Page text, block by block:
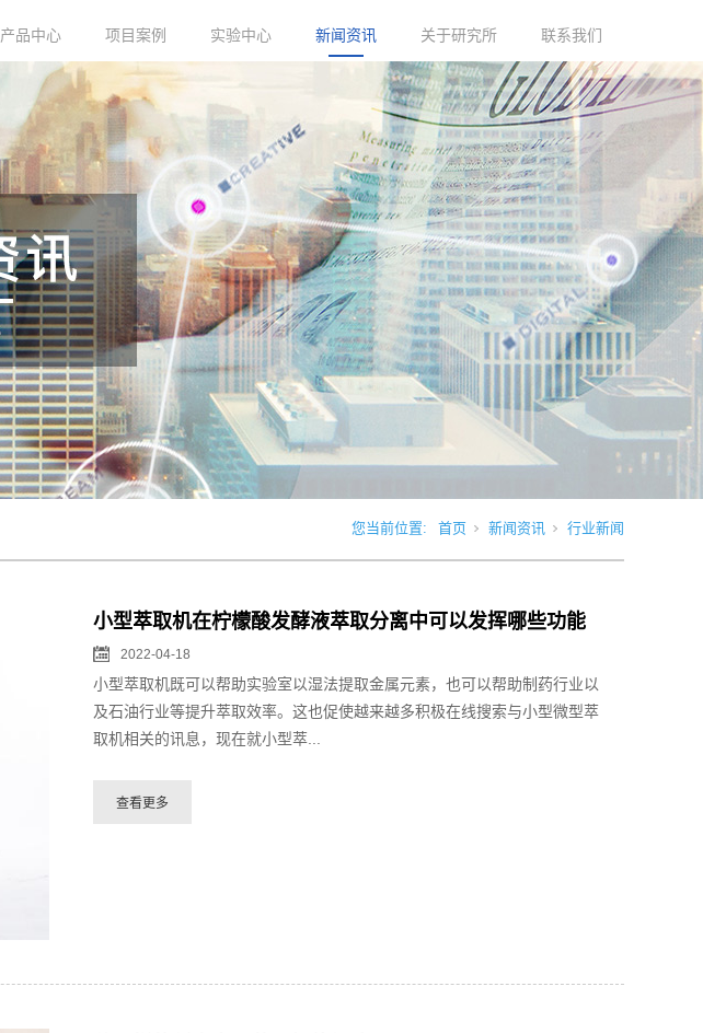
产品中心 项目案例 实验中心 新闻资讯 关于研究所 联系我们
您当前位置: 首页 新闻资讯 行业新闻
小型萃取机在柠檬酸发酵液萃取分离中可以发挥哪些功能
2022-04-18
小型萃取机既可以帮助实验室以湿法提取金属元素，也可以帮助制药行业以
及石油行业等提升萃取效率。这也促使越来越多积极在线搜索与小型微型萃
取机相关的讯息，现在就小型萃...